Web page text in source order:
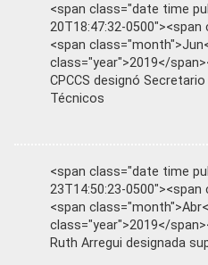
<span class="date time
20T18:47:32-
<span
class="year">2019</
CPCCS designó
Técnicos
<span class="date time
23T14:50:23-
<span
class="year">2019</
Ruth Arregui designada